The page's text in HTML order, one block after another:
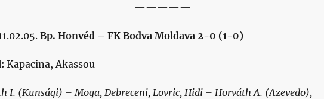
—————
Bp. Honvéd – FK Bodva Moldava 2-0 (1-0)
Kapacina, Akassou
I. (Kunsági) – Moga, Debreceni, Lovric, Hidi – Horváth A. (Azevedo),